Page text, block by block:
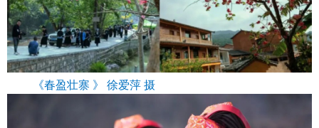
《春盈壮寨 》 徐爱萍 摄